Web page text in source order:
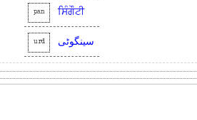
pan ਸਿੰਗੌਟੀ
urd سینگوٹی